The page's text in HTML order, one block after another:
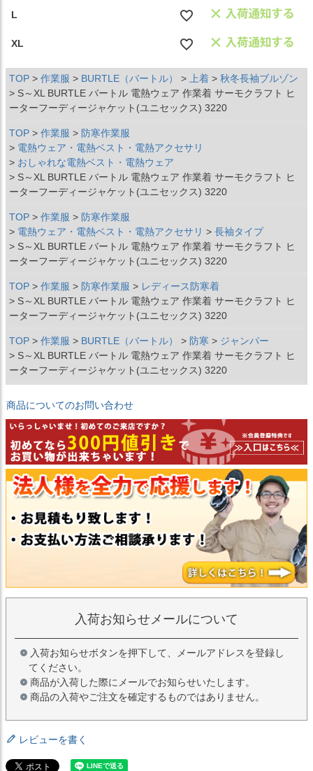
L
XL
TOP 作業服 BURTLE（バートル） 上着
秋冬長袖ブルゾン
S～XL BURTLE バートル 電熱ウェア 作業着 サーモクラフト ヒ
ーターフーディージャケット(ユニセックス) 3220
TOP 作業服
防寒作業服
電熱ウェア・電熱ベスト・電熱アクセサリ
おしゃれな電熱ベスト・電熱ウェア
S～XL BURTLE バートル 電熱ウェア 作業着 サーモクラフト ヒ
ーターフーディージャケット(ユニセックス) 3220
TOP 作業服
防寒作業服
電熱ウェア・電熱ベスト・電熱アクセサリ
長袖タイプ
S～XL BURTLE バートル 電熱ウェア 作業着 サーモクラフト ヒ
ーターフーディージャケット(ユニセックス) 3220
TOP 作業服 防寒作業服
レディース防寒着
S～XL BURTLE バートル 電熱ウェア 作業着 サーモクラフト ヒ
ーターフーディージャケット(ユニセックス) 3220
TOP 作業服 BURTLE（バートル） 防寒
ジャンパー
S～XL BURTLE バートル 電熱ウェア 作業着 サーモクラフト ヒ
ーターフーディージャケット(ユニセックス) 3220
商品についてのお問い合わせ
入荷お知らせメールについて
入荷お知らせボタンを押下して、メールアドレスを登録し
てください。
商品が入荷した際にメールでお知らせいたします。
商品の入荷やご注文を確定するものではありません。
レビューを書く